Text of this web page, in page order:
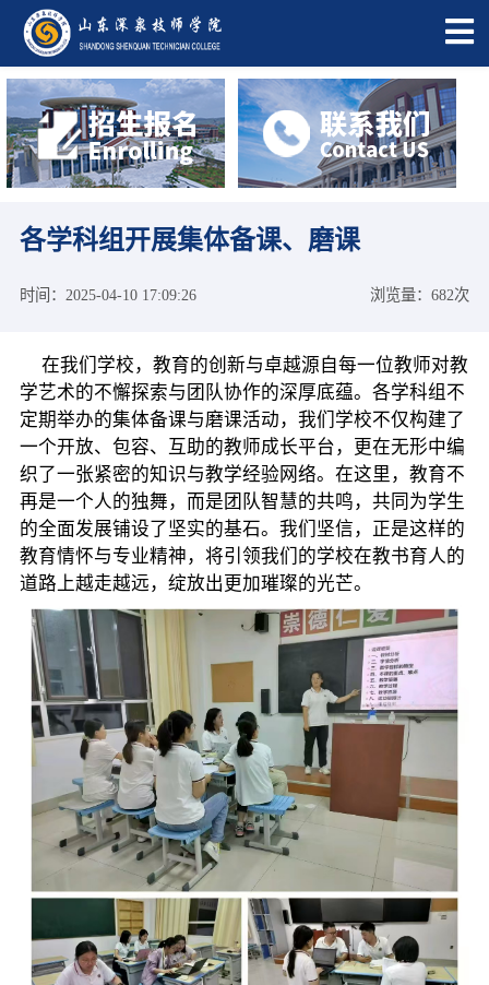
各学科组开展集体备课、磨课
时间：2025-04-10 17:09:26 浏览量：682次
在我们学校，教育的创新与卓越源自每一位教师对教
学艺术的不懈探索与团队协作的深厚底蕴。各学科组不
定期举办的集体备课与磨课活动，我们学校不仅构建了
一个开放、包容、互助的教师成长平台，更在无形中编
织了一张紧密的知识与教学经验网络。在这里，教育不
再是一个人的独舞，而是团队智慧的共鸣，共同为学生
的全面发展铺设了坚实的基石。我们坚信，正是这样的
教育情怀与专业精神，将引领我们的学校在教书育人的
道路上越走越远，绽放出更加璀璨的光芒。